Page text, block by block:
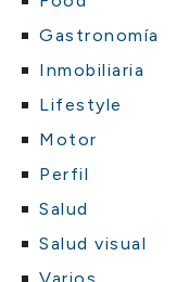
Gastronomía
Inmobiliaria
Lifestyle
Motor
Perfil
Salud
Salud visual